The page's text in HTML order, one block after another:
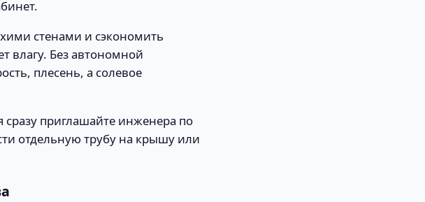
стенами и сэкономить
влагу. Без автономной
плесень, а солевое
приглашайте инженера по
отдельную трубу на крышу или